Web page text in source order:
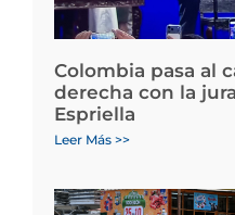
Colombia pasa al
derecha con la
Espriella
Leer Más >>